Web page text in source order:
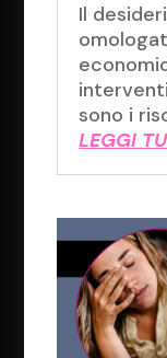
Il
sono i
LEGGI